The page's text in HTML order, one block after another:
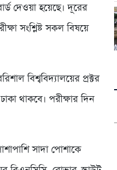
দেওয়া হয়েছে। দূরের
সংশ্লিষ্ট সকল বিষয়ে
বিশ্ববিদ্যালয়ের প্রক্টর
থাকবে। পরীক্ষার দিন
সাদা পোশাকে